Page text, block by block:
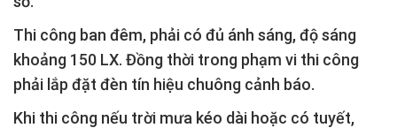
Thi công ban đêm, phải có đủ ánh sáng, độ sáng
khoảng 150 LX. Đồng thời trong phạm vi thi công
phải lắp đặt đèn tín hiệu chuông cảnh báo.
Khi thi công nếu trời mưa kéo dài hoặc có tuyết,